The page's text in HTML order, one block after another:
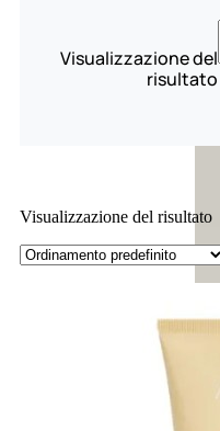
Visualizzazione del
risultato
Visualizzazione del risultato